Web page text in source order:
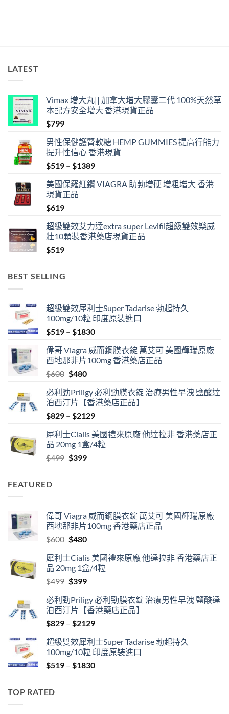
LATEST
Vimax 增大丸|| 加拿大增大膠囊二代 100%天然草
本配方安全增大 香港現貨正品
$799
男性保健護腎軟糖 HEMP GUMMIES 提高行能力
提升性信心 香港現貨
$519 – $1389Price
$519
美國保羅紅鑽 VIAGRA 助勃增硬 增粗增大 香港
現貨正品
$619
超級雙效艾力達extra super Levifil超級雙效樂威
壯10顆裝香港藥店現貨正品
$519
BEST SELLING
超級雙效犀利士Super Tadarise 勃起持久
100mg/10粒 印度原裝進口
$519 – $1830Price
$519
through
偉哥 Viagra 威而鋼膜衣錠 萬艾可 美國輝瑞原廠
西地那非片100mg 香港藥店正品
$600 Original
was:
$600.
$480Current
is:
$480.
必利勁Priligy 必利勁膜衣錠 治療男性早洩 鹽酸達
泊西汀片【香港藥店正品】
$829 – $2129Price
$829
through
犀利士Cialis 美國禮來原廠 他達拉非 香港藥店正
品 20mg 1盒/4粒
$499 Original
$399Current
FEATURED
偉哥 Viagra 威而鋼膜衣錠 萬艾可 美國輝瑞原廠
西地那非片100mg 香港藥店正品
$600 Original
was:
$600.
$480Current
is:
$480.
犀利士Cialis 美國禮來原廠 他達拉非 香港藥店正
品 20mg 1盒/4粒
$499 Original
was:
$499.
$399Current
is:
$399.
必利勁Priligy 必利勁膜衣錠 治療男性早洩 鹽酸達
泊西汀片【香港藥店正品】
$829 – $2129Price
$829
through
$2129
超級雙效犀利士Super Tadarise 勃起持久
100mg/10粒 印度原裝進口
$519 – $1830Price
TOP RATED